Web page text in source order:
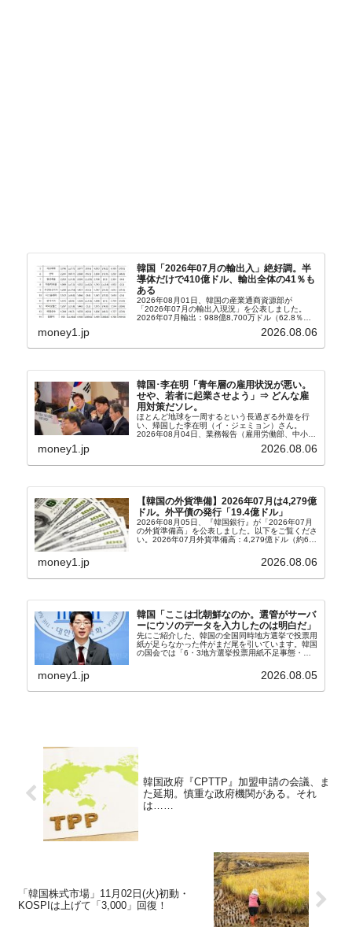
韓国「2026年07月の輸出入」絶好調。半
導体だけで410億ドル、輸出全体の41％も
ある
2026年08月01日、韓国の産業通商資源部が
「2026年07月の輸出入現況」を公表しました。
2026年07月輸出：988億8,700万ドル（62.8％）
money1.jp 2026.08.06
韓国･李在明「青年層の雇用状況が悪い。
せや、若者に起業させよう」⇒ どんな雇
用対策だソレ。
ほとんど地球を一周するという長過ぎる外遊を行
い、帰国した李在明（イ・ジェミョン）さん。
2026年08月04日、業務報告（雇用労働部、中小ベ
上、韓国大統領に成りおおせた李在明（イ・ジェミ
money1.jp 2026.08.06
【韓国の外貨準備】2026年07月は4,279億
ドル。外平債の発行「19.4億ドル」
2026年08月05日、『韓国銀行』が「2026年07月
の外貨準備高」を公表しました。以下をご覧くださ
い。2026年07月外貨準備高：4,279億ドル（約67
money1.jp 2026.08.06
韓国「ここは北朝鮮なのか。選管がサーバ
ーにウソのデータを入力したのは明白だ」
先にご紹介した、韓国の全国同時地方選挙で投票用
紙が足らなかった件がまだ尾を引いています。韓国
の国会では「6・3地方選挙投票用紙不足事態・国
す。『国民の力』の朱晋佑（チュ・ジヌ）議員はそ
money1.jp 2026.08.05
韓国政府『CPTTP』加盟申請の会議、ま
た延期。慎重な政府機関がある。それ
は……
「韓国株式市場」11月02日(火)初動・
KOSPIは上げて「3,000」回復！